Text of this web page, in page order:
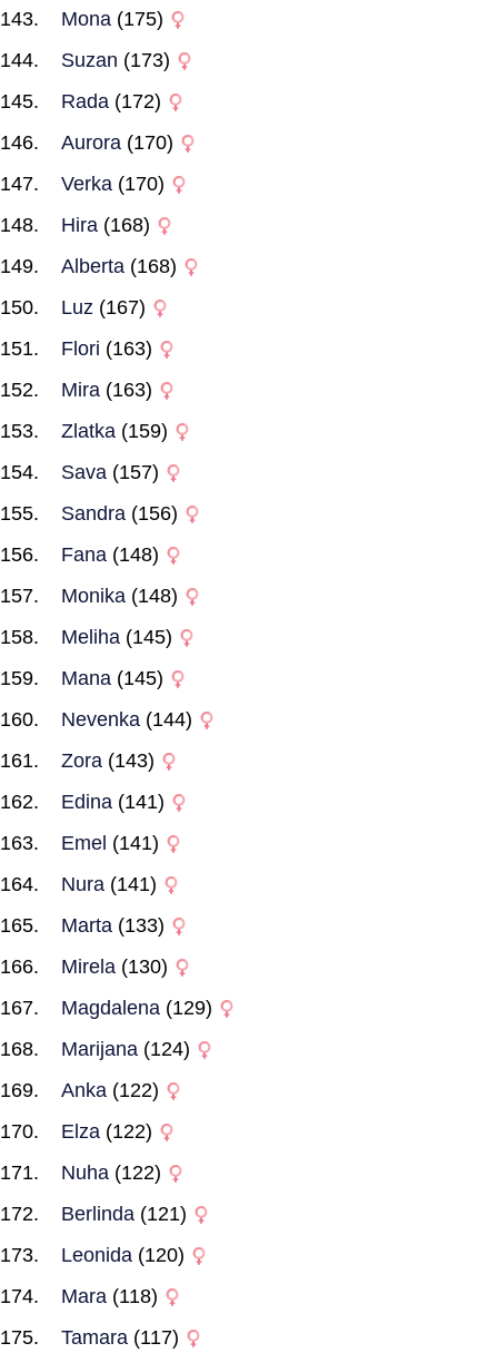
Mona (175)
Suzan (173)
Rada (172)
Aurora (170)
Verka (170)
Hira (168)
Alberta (168)
Luz (167)
Flori (163)
Mira (163)
Zlatka (159)
Sava (157)
Sandra (156)
Fana (148)
Monika (148)
Meliha (145)
Mana (145)
Nevenka (144)
Zora (143)
Edina (141)
Emel (141)
Nura (141)
Marta (133)
Mirela (130)
Magdalena (129)
Marijana (124)
Anka (122)
Elza (122)
Nuha (122)
Berlinda (121)
Leonida (120)
Mara (118)
Tamara (117)